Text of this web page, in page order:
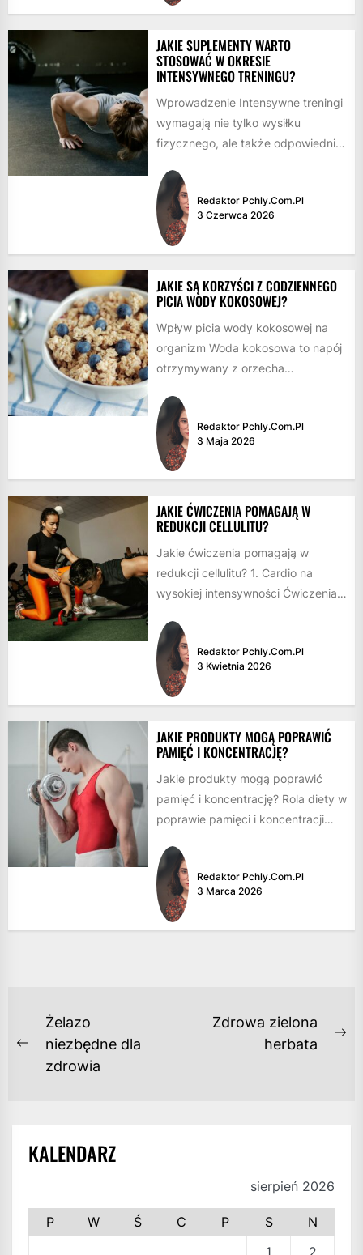
JAKIE SUPLEMENTY WARTO
STOSOWAĆ W OKRESIE
INTENSYWNEGO TRENINGU?
Wprowadzenie Intensywne treningi
wymagają nie tylko wysiłku
fizycznego, ale także odpowiedniej
organizm w regeneracji i
osiągnięciu optymalnych...
Redaktor Pchly.com.pl
3 Czerwca 2026
JAKIE SĄ KORZYŚCI Z CODZIENNEGO
PICIA WODY KOKOSOWEJ?
Wpływ picia wody kokosowej na
organizm Woda kokosowa to napój
otrzymywany z orzecha
witaminy i minerały....
Redaktor Pchly.com.pl
3 Maja 2026
JAKIE ĆWICZENIA POMAGAJĄ W
REDUKCJI CELLULITU?
Jakie ćwiczenia pomagają w
redukcji cellulitu? 1. Cardio na
wysokiej intensywności Ćwiczenia
takie jak bieganie, rower...
Redaktor Pchly.com.pl
3 Kwietnia 2026
JAKIE PRODUKTY MOGĄ POPRAWIĆ
PAMIĘĆ I KONCENTRACJĘ?
Jakie produkty mogą poprawić
pamięć i koncentrację? Rola diety w
poprawie pamięci i koncentracji
funkcjonowaniu...
Redaktor Pchly.com.pl
3 Marca 2026
NAWIGACJA
WPISU
Previous
post:
Żelazo
niezbędne dla
zdrowia
Zdrowa zielona
herbata
KALENDARZ
sierpień 2026
P W Ś C P S
N